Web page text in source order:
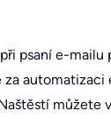
psaní e-
můžete